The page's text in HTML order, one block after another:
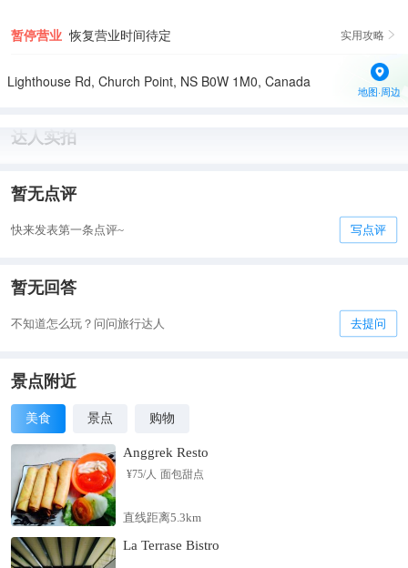
暂停营业 恢复营业时间待定 实用攻略 
Lighthouse Rd, Church Point, NS B0W 1M0, Canada
地图·周边
达人实拍
暂无点评
快来发表第一条点评~ 写点评
暂无回答
不知道怎么玩？问问旅行达人 去提问
景点附近
美食 景点 购物
Anggrek Resto
¥75/人 面包甜点
直线距离5.3km
La Terrase Bistro